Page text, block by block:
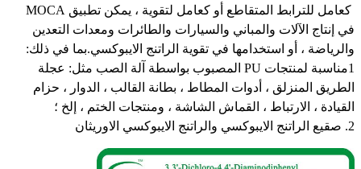
كعامل للترابط المتقاطع أو كعامل لتقوية ، يمكن تطبيق MOCA
في إنتاج الآلات والمباني والسيارات والطائرات ومعدات التعدين
والرياضة ، أو استخدامها في تقوية الراتنج الايبوكسي.بما في ذلك:
1مناسبة لمنتجات PU المصبوب بواسطة آلة الصب مثل: عجلة
الطريق المنزلق ، أدوات المطاط ، بطانة القالب ، الدوار ، حزام
القيادة ، الارتباط ، القماش الشاشة ، ومنتجات الختم ، إلخ ؛
2. صقيع الراتنج الايبوكسي والراتنج الايبوكسي الاوريثان